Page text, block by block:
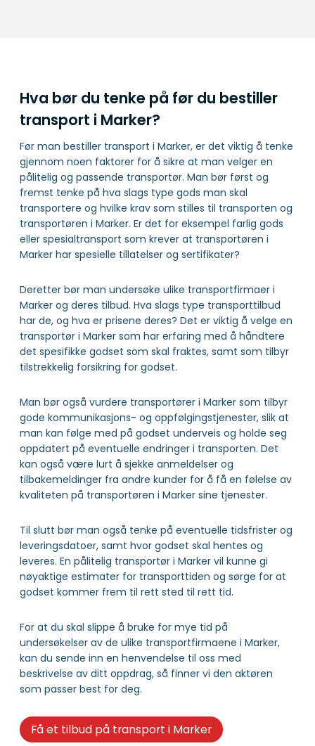
Hva bør du tenke på før du bestiller
transport i Marker?
Før man bestiller transport i Marker, er det viktig å tenke
gjennom noen faktorer for å sikre at man velger en
pålitelig og passende transportør. Man bør først og
fremst tenke på hva slags type gods man skal
transportere og hvilke krav som stilles til transporten og
transportøren i Marker. Er det for eksempel farlig gods
eller spesialtransport som krever at transportøren i
Marker har spesielle tillatelser og sertifikater?
Deretter bør man undersøke ulike transportfirmaer i
Marker og deres tilbud. Hva slags type transporttilbud
har de, og hva er prisene deres? Det er viktig å velge en
transportør i Marker som har erfaring med å håndtere
det spesifikke godset som skal fraktes, samt som tilbyr
tilstrekkelig forsikring for godset.
Man bør også vurdere transportører i Marker som tilbyr
gode kommunikasjons- og oppfølgingstjenester, slik at
man kan følge med på godset underveis og holde seg
oppdatert på eventuelle endringer i transporten. Det
kan også være lurt å sjekke anmeldelser og
tilbakemeldinger fra andre kunder for å få en følelse av
kvaliteten på transportøren i Marker sine tjenester.
Til slutt bør man også tenke på eventuelle tidsfrister og
leveringsdatoer, samt hvor godset skal hentes og
leveres. En pålitelig transportør i Marker vil kunne gi
nøyaktige estimater for transporttiden og sørge for at
godset kommer frem til rett sted til rett tid.
For at du skal slippe å bruke for mye tid på
undersøkelser av de ulike transportfirmaene i Marker,
kan du sende inn en henvendelse til oss med
beskrivelse av ditt oppdrag, så finner vi den aktøren
som passer best for deg.
Få et tilbud på transport i Marker